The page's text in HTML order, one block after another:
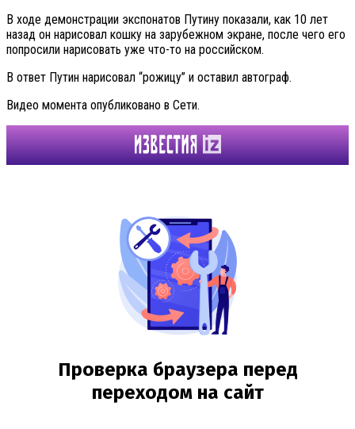
В ходе демонстрации экспонатов Путину показали, как 10 лет
назад он нарисовал кошку на зарубежном экране, после чего его
попросили нарисовать уже что-то на российском.
В ответ Путин нарисовал “рожицу” и оставил автограф.
Видео момента опубликовано в Сети.